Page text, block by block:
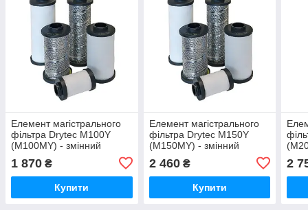
Елемент магістрального
фільтра Drytec M100Y
(M100MY) - змінний
картридж фільтра G100Y
1 870 ₴
Купити
Елемент магістрального
фільтра Drytec M150Y
(M150MY) - змінний
картридж фільтра G150Y
2 460₴
Купити
2